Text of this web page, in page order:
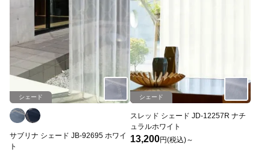
シェード
サブリナ シェード JB-92695 ホワイ
ト
シェード
スレッド シェード JD-12257R ナチ
ュラルホワイト
13,200円(税込)～